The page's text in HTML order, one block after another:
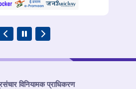
विनियामक प्राधिकरण